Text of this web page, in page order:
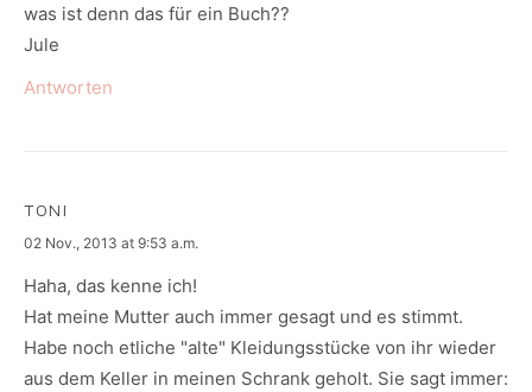
was ist denn das für ein Buch??
Jule
Antworten
TONI
says:
02 Nov., 2013 at 9:53 a.m.
Haha, das kenne ich!
Hat meine Mutter auch immer gesagt und es stimmt.
Habe noch etliche "alte" Kleidungsstücke von ihr wieder
aus dem Keller in meinen Schrank geholt. Sie sagt immer: